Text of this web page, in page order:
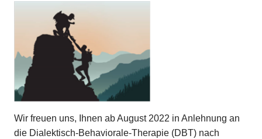
Wir freuen uns, Ihnen ab August 2022 in Anlehnung an
die Dialektisch-Behaviorale-Therapie (DBT) nach